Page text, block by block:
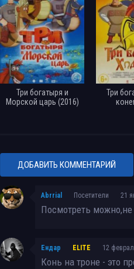
Три богатыря и Конь на троне
Три богатыря и Конь на троне
Три богатыря и Конь на троне
Три богатыря и Конь на троне
Три богатыря и Конь на троне (2021)
Три богатыря и
Морской царь (2016)
Три
ДОБАВИТЬ КОММЕНТАРИЙ
Abrrial Посетители 21
Посмотреть
Ендар ELITE 12
Конь на троне - это